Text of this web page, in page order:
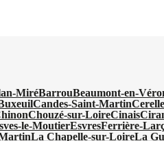
MiréBarrouBeaumont-en-
Candes-Saint-Martin
Chouzé-sur-LoireCinais
le-MoutierEsvresFerrière-
La Chapelle-sur-LoireLa